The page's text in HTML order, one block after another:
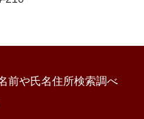
前や氏名住所検索調べ